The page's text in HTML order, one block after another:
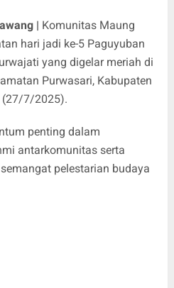
| Komunitas Maung
hari jadi ke-5 Paguyuban
yang digelar meriah di
Purwasari, Kabupaten
(27/7/2025).
penting dalam
antarkomunitas serta
pelestarian budaya